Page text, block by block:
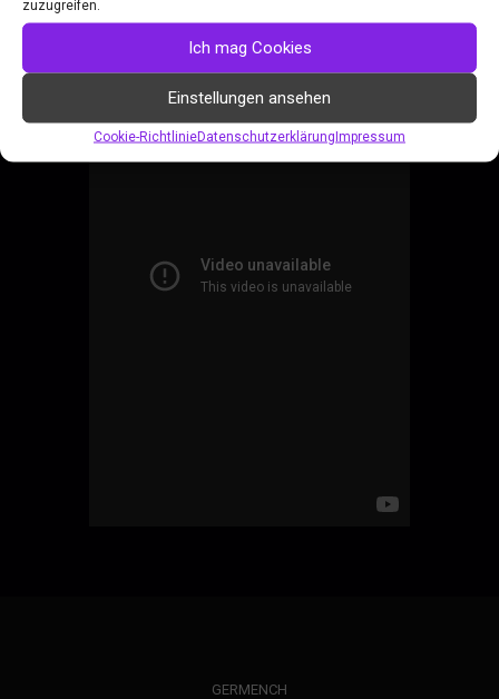
zuzugreifen.
Ich mag Cookies
Einstellungen ansehen
Cookie-RichtlinieDatenschutzerklärungImpressum
GERMENCH